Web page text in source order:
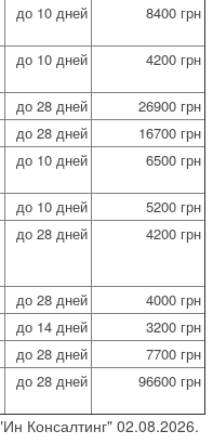
до 10 дней 8400 грн
до 10 дней 4200 грн
до 28 дней
26900 грн
до 28 дней
16700 грн
до 10 дней 6500 грн
до 10 дней
5200 грн
до 28 дней 4200 грн
до 28 дней
4000 грн
до 14 дней
3200 грн
до 28 дней
7700 грн
до 28 дней 96600 грн
Консалтинг" 02.08.2026.